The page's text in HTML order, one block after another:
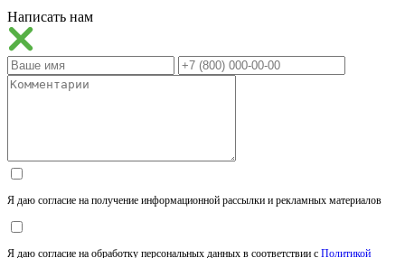
Написать нам
Я даю согласие на получение информационной рассылки и рекламных материалов
Я даю согласие на обработку персональных данных в соответствии с Политикой